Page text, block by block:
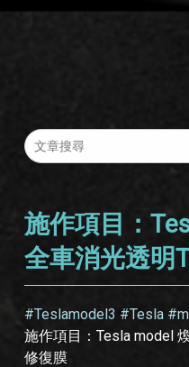
施作項目：
全車消光透明
#Teslamodel3 #Tesla
施作項目：Tesla model
修復膜